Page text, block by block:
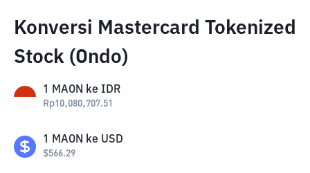
Konversi Mastercard Tokenized
Stock (Ondo)
1 MAON ke IDR
Rp10,080,707.51
1 MAON ke USD
$566.29